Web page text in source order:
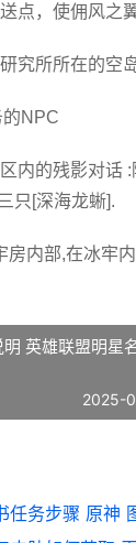
点，使佣风之
究所所在的空
NPC
内的残影对话
只[深海龙蜥].
房内部,在冰牢
明 英雄联盟明星
2025-